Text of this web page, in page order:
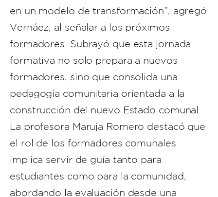
en un modelo de transformación”, agregó
Vernáez, al señalar a los próximos
formadores. Subrayó que esta jornada
formativa no solo prepara a nuevos
formadores, sino que consolida una
pedagogía comunitaria orientada a la
construcción del nuevo Estado comunal.
La profesora Maruja Romero destacó que
el rol de los formadores comunales
implica servir de guía tanto para
estudiantes como para la comunidad,
abordando la evaluación desde una